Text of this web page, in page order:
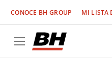
al
contenido
CONOCE BH GROUP MI LISTA